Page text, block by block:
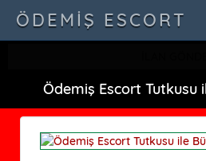
ÖDEMIŞ ESCORT
Ödemiş Escort Tutkusu